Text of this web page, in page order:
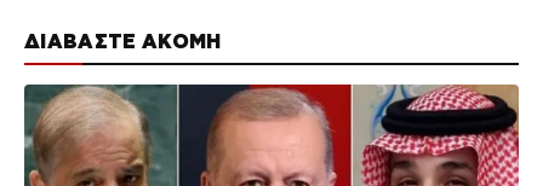
ΔΙΑΒΑΣΤΕ ΑΚΟΜΗ